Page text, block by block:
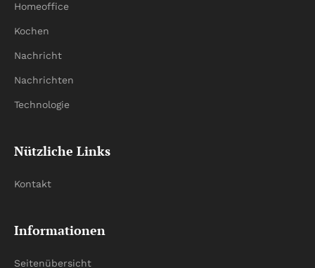
Homeoffice
Kochen
Nachricht
Nachrichten
Technologie
Nützliche Links
Kontakt
Informationen
Seitenübersicht